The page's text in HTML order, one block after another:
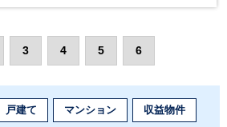
3 4 5 6
戸建て マンション 収益物件